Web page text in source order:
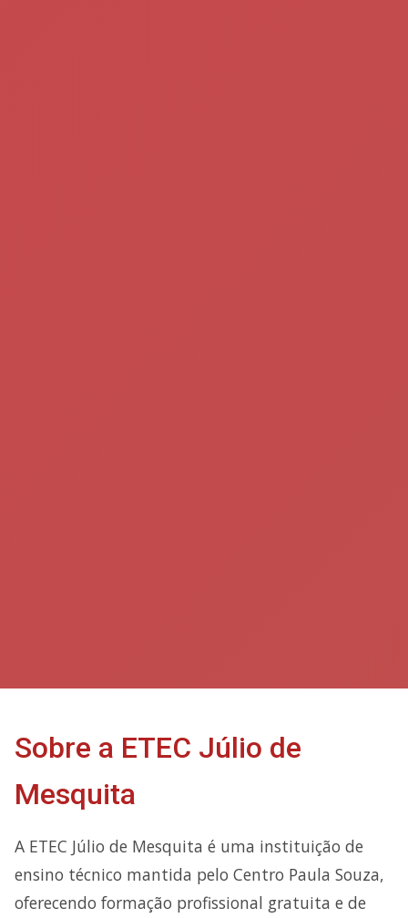
Sobre a ETEC Júlio de
Mesquita
A ETEC Júlio de Mesquita é uma instituição de
ensino técnico mantida pelo Centro Paula Souza,
oferecendo formação profissional gratuita e de